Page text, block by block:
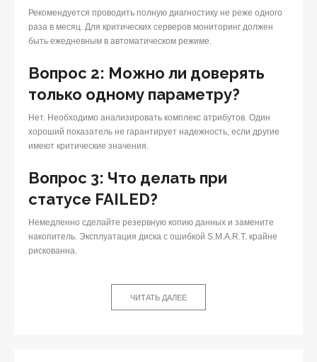
Рекомендуется проводить полную диагностику не реже одного
раза в месяц. Для критических серверов мониторинг должен
быть ежедневным в автоматическом режиме.
Вопрос 2: Можно ли доверять
только одному параметру?
Нет. Необходимо анализировать комплекс атрибутов. Один
хороший показатель не гарантирует надежность, если другие
имеют критические значения.
Вопрос 3: Что делать при
статусе FAILED?
Немедленно сделайте резервную копию данных и замените
накопитель. Эксплуатация диска с ошибкой S.M.A.R.T. крайне
рискованна.
ЧИТАТЬ ДАЛЕЕ